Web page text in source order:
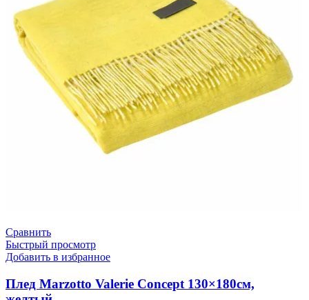
Сравнить
Быстрый просмотр
Добавить в избранное
Плед Marzotto Valerie Concept 130×180см,